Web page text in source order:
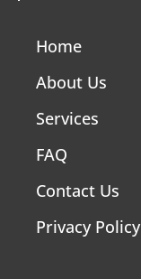
Home
About Us
Services
FAQ
Contact Us
Privacy Policy